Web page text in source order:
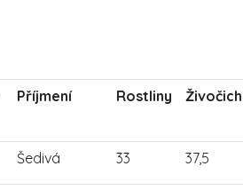
Příjmení Rostliny
Šedivá 33 37,5